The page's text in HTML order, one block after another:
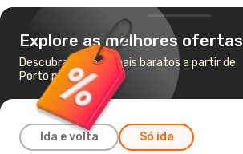
Explore as melhores ofertas
Descubra os voos mais baratos a partir de
Porto para Nápoles
Ida e volta Só ida